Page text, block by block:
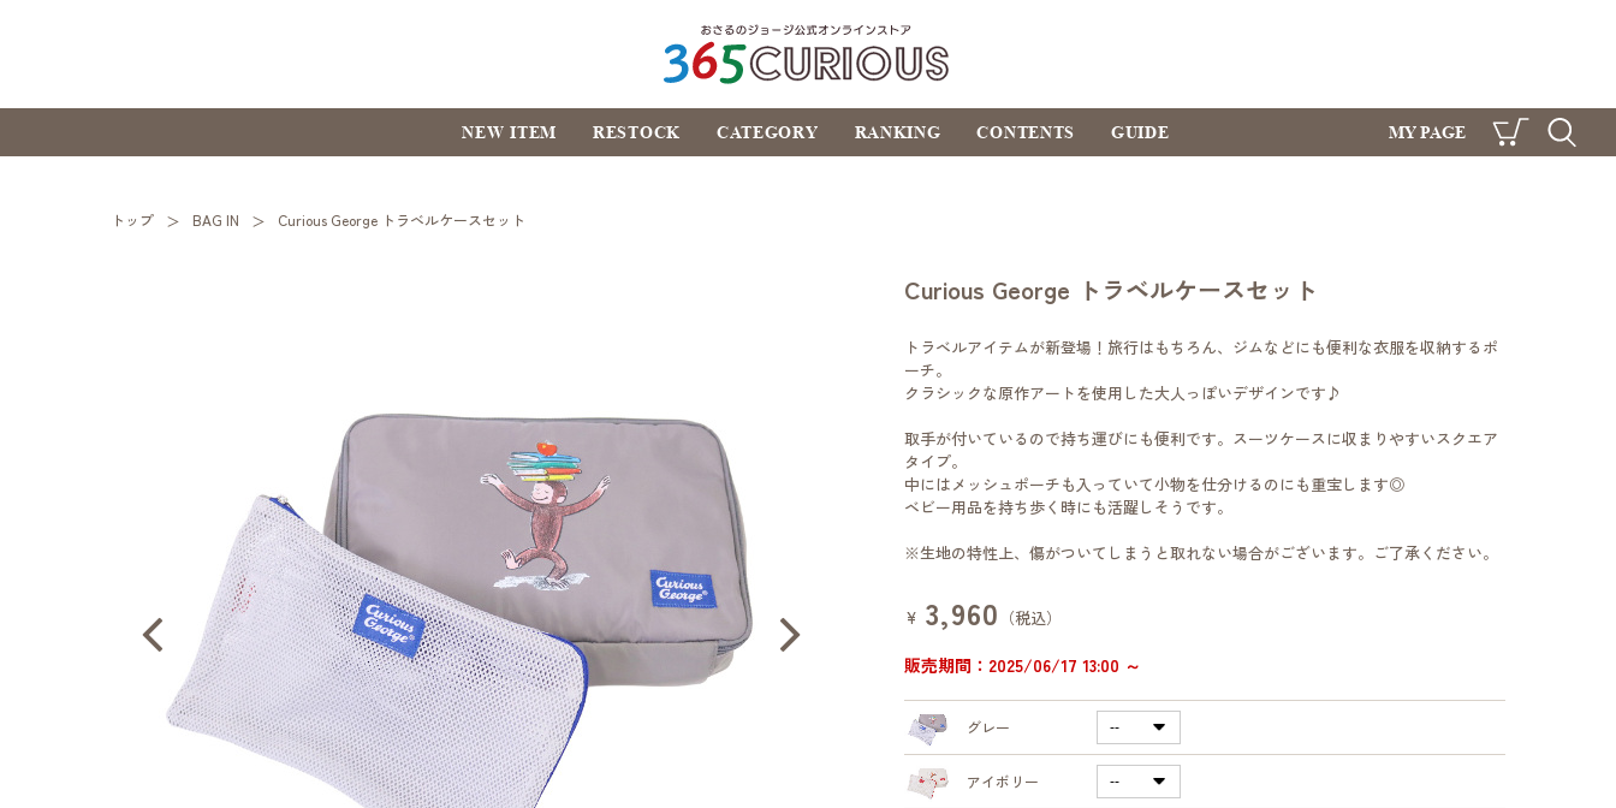
おさるのジョージ公式オ
ンラインストア
NEW ITEM RESTOCK CATEGORY RANKING CONTENTS GUIDE
MY PAGE
CART SEARCH
トップ BAG IN Curious George トラベルケースセット
Curious George トラベルケースセット
トラベルアイテムが新登場！旅行はもちろん、ジムなどにも便利な衣服を収納するポ
ーチ。
クラシックな原作アートを使用した大人っぽいデザインです♪
取手が付いているので持ち運びにも便利です。スーツケースに収まりやすいスクエア
タイプ。
中にはメッシュポーチも入っていて小物を仕分けるのにも重宝します◎
ベビー用品を持ち歩く時にも活躍しそうです。
※生地の特性上、傷がついてしまうと取れない場合がございます。ご了承ください。
¥ 3,960 （税込）
販売期間：2025/06/17 13:00 ～
グレー
アイボリー